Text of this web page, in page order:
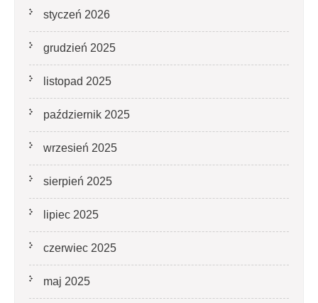
styczeń 2026
grudzień 2025
listopad 2025
październik 2025
wrzesień 2025
sierpień 2025
lipiec 2025
czerwiec 2025
maj 2025